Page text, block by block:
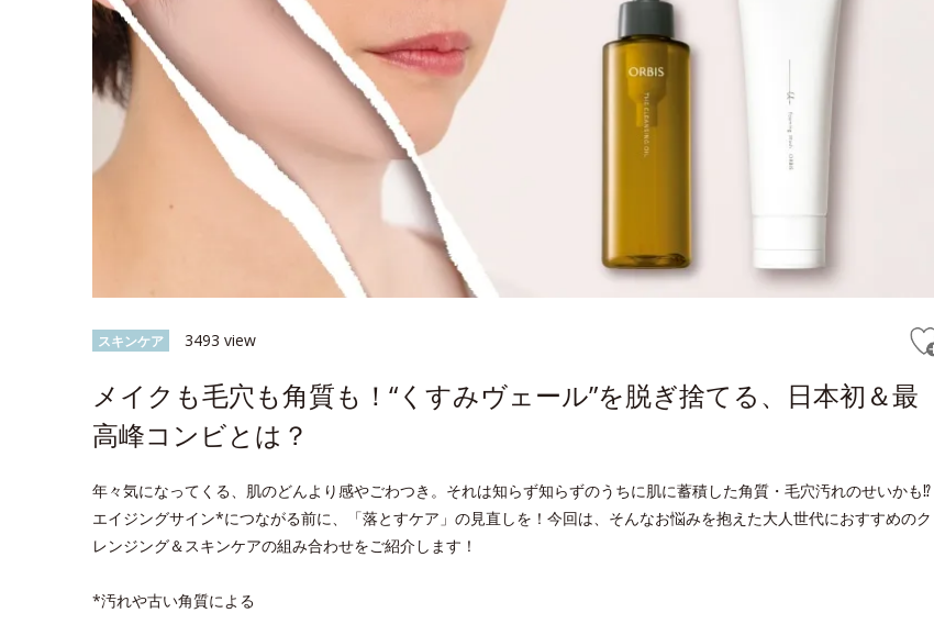
スキンケア 3493 view
メイクも毛穴も角質も！“くすみヴェール”を脱ぎ捨てる、日本初＆最
高峰コンビとは？
年々気になってくる、肌のどんより感やごわつき。それは知らず知らずのうちに肌に蓄積した角質・毛穴汚れのせいかも⁉
エイジングサイン*につながる前に、「落とすケア」の見直しを！今回は、そんなお悩みを抱えた大人世代におすすめのク
レンジング＆スキンケアの組み合わせをご紹介します！
*汚れや古い角質による